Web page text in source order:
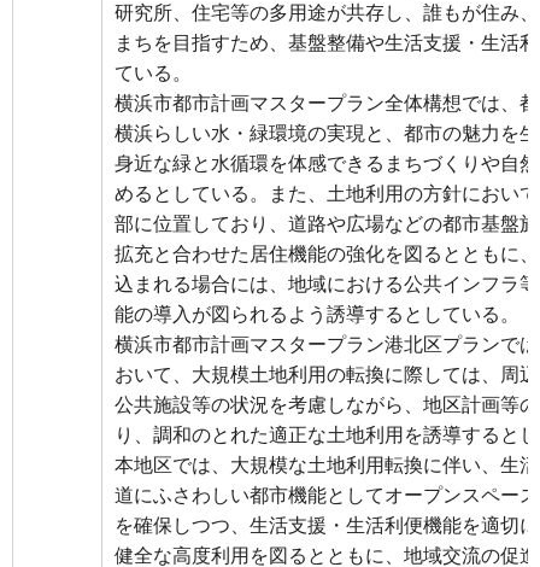
研究所、住宅等の多用途が共存し、誰もが住み
まちを目指すため、基盤整備や生活支援・生活
ている。
横浜市都市計画マスタープラン全体構想では、
横浜らしい水・緑環境の実現と、都市の魅力を
身近な緑と水循環を体感できるまちづくりや自
めるとしている。また、土地利用の方針におい
部に位置しており、道路や広場などの都市基盤
拡充と合わせた居住機能の強化を図るとともに
込まれる場合には、地域における公共インフラ
能の導入が図られるよう誘導するとしている。
横浜市都市計画マスタープラン港北区プランで
おいて、大規模土地利用の転換に際しては、周
公共施設等の状況を考慮しながら、地区計画等
り、調和のとれた適正な土地利用を誘導すると
本地区では、大規模な土地利用転換に伴い、生
道にふさわしい都市機能としてオープンスペー
を確保しつつ、生活支援・生活利便機能を適切
健全な高度利用を図るとともに、地域交流の促